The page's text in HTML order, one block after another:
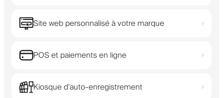
Site web personnalisé à votre marque ›
POS et paiements en ligne ›
Kiosque d'auto-enregistrement ›